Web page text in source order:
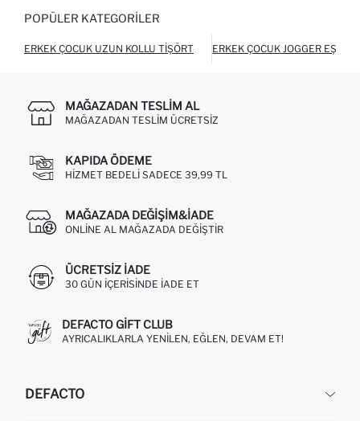
POPÜLER KATEGORILER
ERKEK ÇOCUK UZUN KOLLU TIŞÖRT ERKEK ÇOCUK JOGGER
MAĞAZADAN TESLIM AL
MAĞAZADAN TESLIM ÜCRETSIZ
KAPIDA ÖDEME
HIZMET BEDELI SADECE 39,99 TL
MAĞAZADA DEĞIŞIM&İADE
ONLINE AL MAĞAZADA DEĞIŞTIR
ÜCRETSIZ IADE
30 GÜN IÇERISINDE IADE ET
DEFACTO GIFT CLUB
AYRICALIKLARLA YENILEN, EĞLEN, DEVAM ET!
DEFACTO